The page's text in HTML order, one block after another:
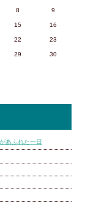
8 9
15 16
22 23
29 30
あふれた一日